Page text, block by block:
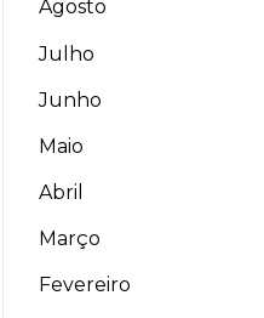
Agosto
Julho
Junho
Maio
Abril
Março
Fevereiro